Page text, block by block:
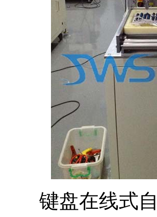
键盘在线式